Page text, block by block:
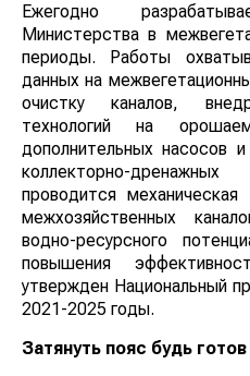
Ежегодно
Министерства в
периоды. Работы
данных на
очистку каналов,
технологий на
дополнительных насосов
коллекторно-
проводится
межхозяйственных
водно-ресурсного
повышения
утвержден Национальный
2021-2025 годы.
Затянуть пояс будь готов